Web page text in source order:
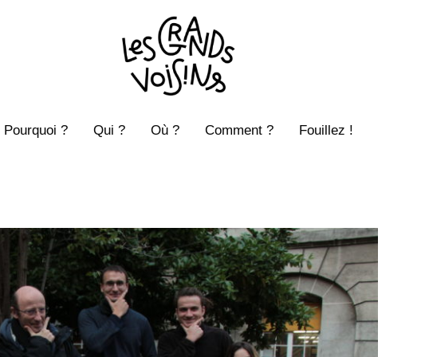
Pourquoi ? Qui ? Où ? Comment ? Fouillez !